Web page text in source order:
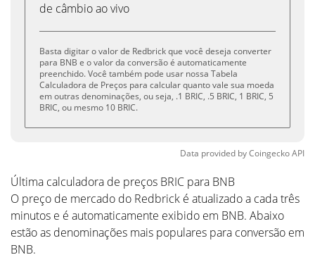
de câmbio ao vivo
Basta digitar o valor de Redbrick que você deseja converter
para BNB e o valor da conversão é automaticamente
preenchido. Você também pode usar nossa Tabela
Calculadora de Preços para calcular quanto vale sua moeda
em outras denominações, ou seja, .1 BRIC, .5 BRIC, 1 BRIC, 5
BRIC, ou mesmo 10 BRIC.
Data provided byCoingeckoAPI
Última calculadora de preços BRIC para BNB
O preço de mercado do Redbrick é atualizado a cada três
minutos e é automaticamente exibido em BNB. Abaixo
estão as denominações mais populares para conversão em
BNB.